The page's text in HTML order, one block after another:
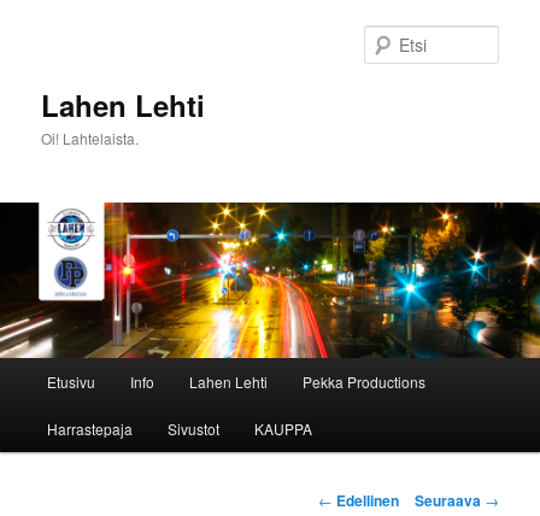
Lahen Lehti
Oi! Lahtelaista.
Etusivu Info Lahen Lehti Pekka Productions
Harrastepaja Sivustot KAUPPA
Artikkelien
← Edellinen Seuraava →